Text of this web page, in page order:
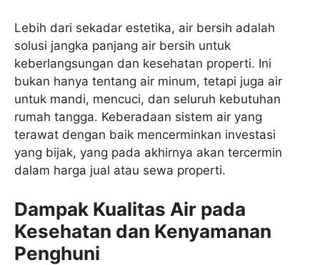
Lebih dari sekadar estetika, air bersih adalah
solusi jangka panjang air bersih untuk
keberlangsungan dan kesehatan properti. Ini
bukan hanya tentang air minum, tetapi juga air
untuk mandi, mencuci, dan seluruh kebutuhan
rumah tangga. Keberadaan sistem air yang
terawat dengan baik mencerminkan investasi
yang bijak, yang pada akhirnya akan tercermin
dalam harga jual atau sewa properti.
Dampak Kualitas Air pada
Kesehatan dan Kenyamanan
Penghuni